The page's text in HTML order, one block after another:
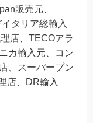
販売元、
タリア総輸入
店、TECOアラ
カ輸入元、コン
、スーパープン
店、DR輸入